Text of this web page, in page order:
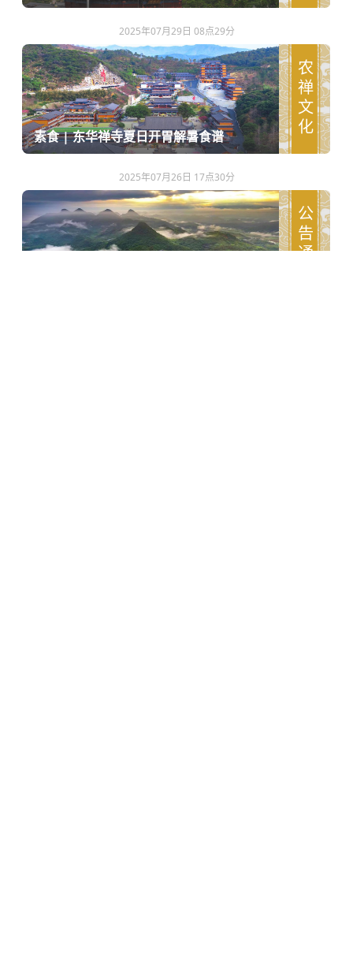
2025年07月29日 08点29分
素食 | 东华禅寺夏日开胃解暑食谱 农禅文化
2025年07月26日 17点30分
公告通知